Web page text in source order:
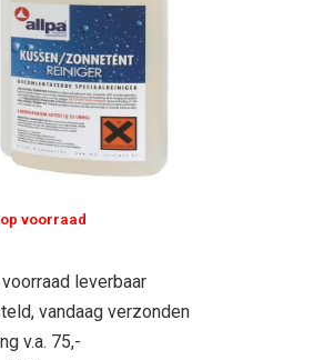
voorraad
leverbaar
vandaag verzonden
v.a. 75,-